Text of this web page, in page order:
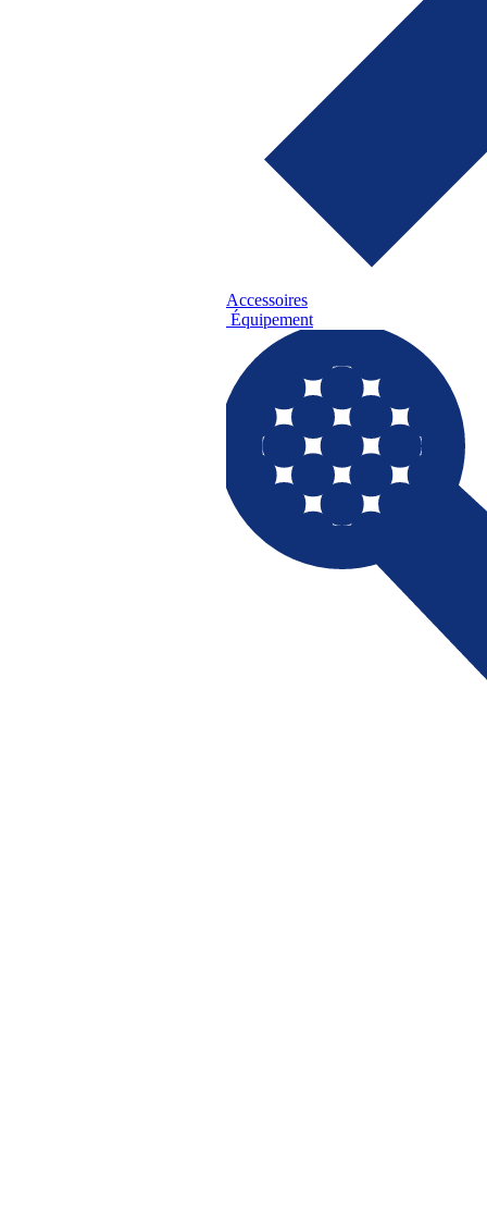
Accessoires
Équipement